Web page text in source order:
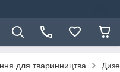
для тваринництва